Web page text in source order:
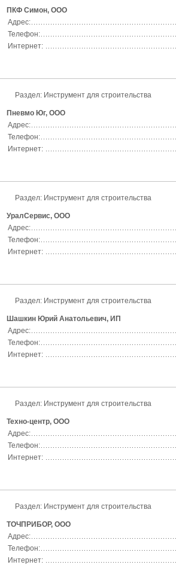
ПКФ Симон, ООО
Адрес:
Телефон:
Интернет:
Раздел: Инструмент для строительства
Пневмо Юг, ООО
Адрес:
Телефон:
Интернет:
Раздел: Инструмент для строительства
УралСервис, ООО
Адрес:
Телефон:
Интернет:
Раздел: Инструмент для строительства
Шашкин Юрий Анатольевич, ИП
Адрес:
Телефон:
Интернет:
Раздел: Инструмент для строительства
Техно-центр, ООО
Адрес:
Телефон:
Интернет:
Раздел: Инструмент для строительства
ТОЧПРИБОР, ООО
Адрес:
Телефон:
Интернет: